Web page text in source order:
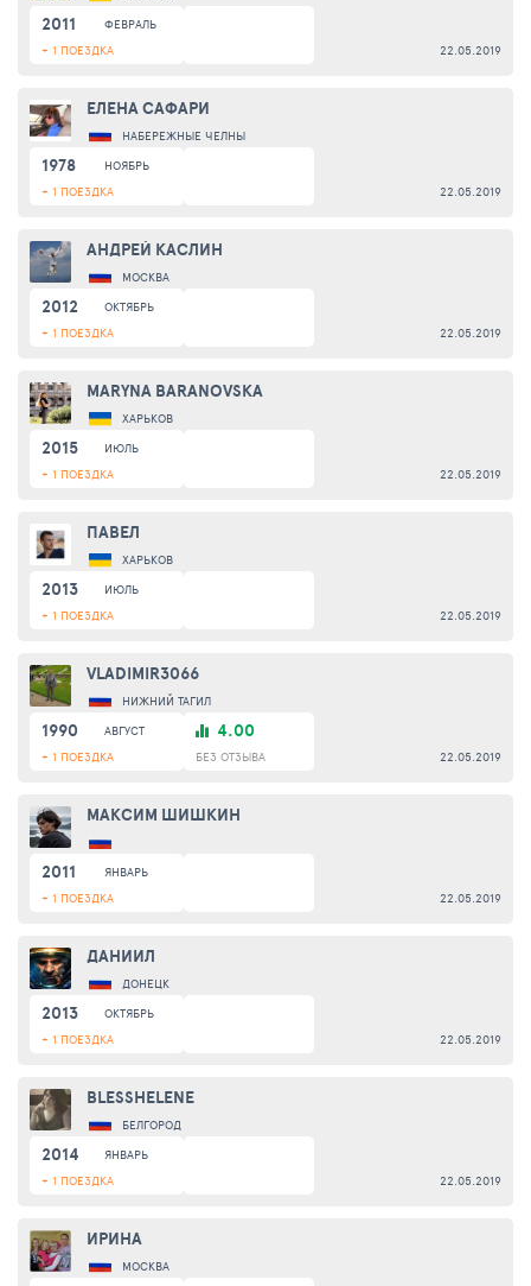
2011
ФЕВРАЛЬ
+ 1 ПОЕЗДКА
22.05.2019
ЕЛЕНА САФАРИ
НАБЕРЕЖНЫЕ ЧЕЛНЫ
1978
НОЯБРЬ
+ 1 ПОЕЗДКА
22.05.2019
АНДРЕЙ КАСЛИН
МОСКВА
2012
ОКТЯБРЬ
+ 1 ПОЕЗДКА
22.05.2019
MARYNA BARANOVSKA
ХАРЬКОВ
2015
ИЮЛЬ
+ 1 ПОЕЗДКА
22.05.2019
ПАВЕЛ
ХАРЬКОВ
2013
ИЮЛЬ
+ 1 ПОЕЗДКА
22.05.2019
VLADIMIR3066
НИЖНИЙ ТАГИЛ
1990
АВГУСТ
+ 1 ПОЕЗДКА
4.00
БЕЗ ОТЗЫВА 22.05.2019
МАКСИМ ШИШКИН
2011
ЯНВАРЬ
+ 1 ПОЕЗДКА
22.05.2019
ДАНИИЛ
ДОНЕЦК
2013
ОКТЯБРЬ
+ 1 ПОЕЗДКА
22.05.2019
BLESSHELENE
БЕЛГОРОД
2014
ЯНВАРЬ
+ 1 ПОЕЗДКА
22.05.2019
ИРИНА
МОСКВА